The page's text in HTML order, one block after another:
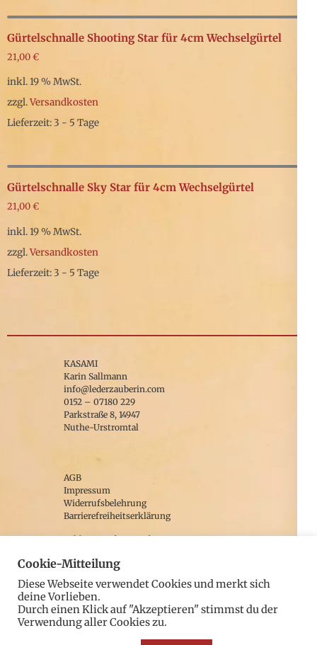
Gürtelschnalle Shooting Star für 4cm Wechselgürtel
21,00€
inkl. 19 % MwSt.
zzgl.Versandkosten
Lieferzeit: 3 - 5 Tage
Gürtelschnalle Sky Star für 4cm Wechselgürtel
21,00€
inkl. 19 % MwSt.
zzgl.Versandkosten
Lieferzeit: 3 - 5 Tage
KASAMI
Karin Sallmann
info@lederzauberin.com
0152 – 07180 229
Parkstraße 8, 14947
Nuthe-Urstromtal
AGB
Impressum
Widerrufsbelehrung
Barrierefreiheitserklärung
Zahlung und Versand
facebook
YouTube
Cookie-Mitteilung
Diese Webseite verwendet Cookies und merkt sich
deine Vorlieben.
Durch einen Klick auf "Akzeptieren" stimmst du der
Verwendung aller Cookies zu.